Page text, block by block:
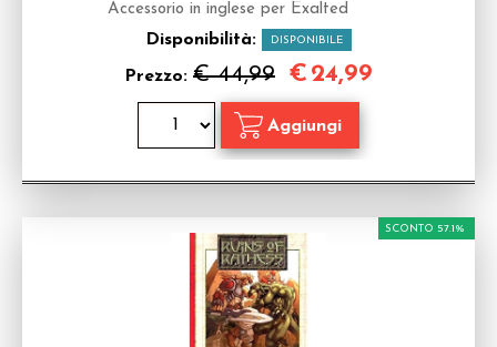
Accessorio in inglese per Exalted
Disponibilità: DISPONIBILE
Prezzo: € 44,99 € 24,99
SCONTO 57.1%